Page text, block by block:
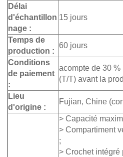
Délai
d'échantillon
nage :
15 jours
Temps de
production :
60 jours
Conditions
de paiement
:
acompte de 30
(T/T) avant la
Lieu
d'origine :
Fujian, Chine
> Capacité
> Compartiment
;
> Crochet intégré